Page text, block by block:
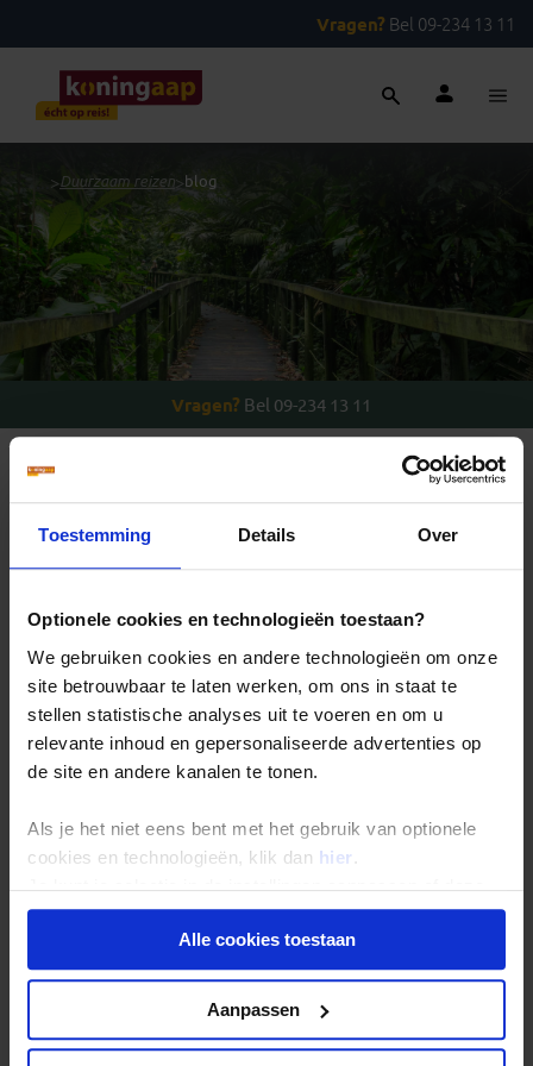
Toestemming Details Over
Optionele cookies en technologieën toestaan?
We gebruiken cookies en andere technologieën om onze
site betrouwbaar te laten werken, om ons in staat te
stellen statistische analyses uit te voeren en om u
relevante inhoud en gepersonaliseerde advertenties op
de site en andere kanalen te tonen.
Als je het niet eens bent met het gebruik van optionele
cookies en technologieën, klik dan hier .
Je kunt je selectie in de instellingen aanpassen of deze
onder aan de pagina op elk gewenst moment voor de
toekomst wijzigen.Alle cookies toestaan
Aanpassen
Vragen? Bel 09-234 13 11
> Duurzaam reizen> blog
Vragen? Bel 09-234 13 11
Bestemmingen
Duurzaam toerisme
Vacatures
Veelgestelde vragen
Reisverzekeringen
REISTYPES
Groepsreizen
Pioniersreizen
Festivalreizen
Familiereizen 6+
POPULAIRE GROEPSREIZEN
Vietnam reizen
Costa Rica reizen
Indonesie reizen
Marokko reizen
INSPIRATIE & MEER
Aanbiedingen en kortingen